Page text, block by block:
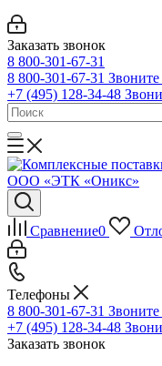
Заказать звонок
8 800-301-67-31
8 800-301-67-31
+7 (495) 128-34-48
Сравнение0
Телефоны
8 800-301-67-31
+7 (495) 128-34-48
Заказать звонок